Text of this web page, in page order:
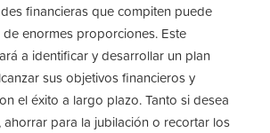
financieras que compiten puede
enormes proporciones. Este
a identificar y desarrollar un plan
sus objetivos financieros y
el éxito a largo plazo. Tanto si desea
para la jubilación o recortar los